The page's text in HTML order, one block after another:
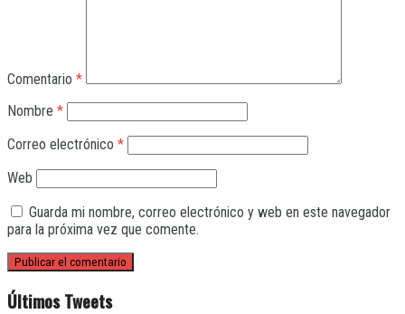
Comentario *
Nombre *
Correo electrónico *
Web
Guarda mi nombre, correo electrónico y web en este navegador
para la próxima vez que comente.
Últimos Tweets